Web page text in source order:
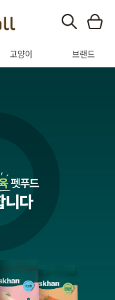
고양이 브랜드